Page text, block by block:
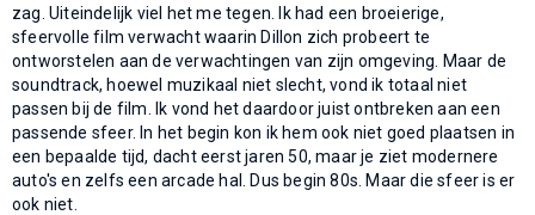
zag. Uiteindelijk viel het me tegen. Ik had een broeierige,
sfeervolle film verwacht waarin Dillon zich probeert te
ontworstelen aan de verwachtingen van zijn omgeving. Maar de
soundtrack, hoewel muzikaal niet slecht, vond ik totaal niet
passen bij de film. Ik vond het daardoor juist ontbreken aan een
passende sfeer. In het begin kon ik hem ook niet goed plaatsen in
een bepaalde tijd, dacht eerst jaren 50, maar je ziet modernere
auto's en zelfs een arcade hal. Dus begin 80s. Maar die sfeer is er
ook niet.